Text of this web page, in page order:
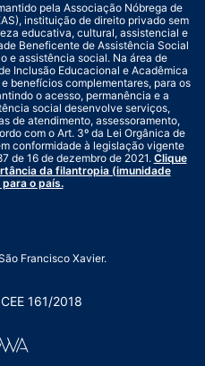
pela Associação Nóbrega de
instituição de direito privado sem
educativa, cultural, assistencial e
Beneficente de Assistência Social
e assistência social. Na área de
Inclusão Educacional e Acadêmica
benefícios complementares, para os
o acesso, permanência e a
social desenvolve serviços,
de atendimento, assessoramento,
com o Art. 3º da Lei Orgânica de
conformidade à legislação vigente
de 16 de dezembro de 2021. Clique
da filantropia (imunidade
o país.
Francisco Xavier.
161/2018